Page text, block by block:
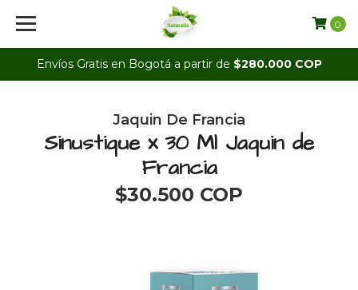
Envíos Gratis en Bogotá a partir de $280.000 COP
0
Jaquin De Francia
Sinustique x 30 Ml Jaquin de
Francia
$30.500 COP